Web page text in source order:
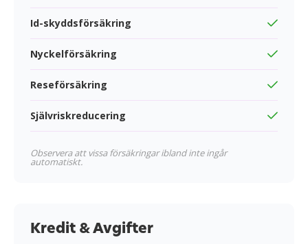
Id-skyddsförsäkring
Nyckelförsäkring
Reseförsäkring
Självriskreducering
Observera att vissa försäkringar ibland inte ingår
automatiskt.
Kredit & Avgifter